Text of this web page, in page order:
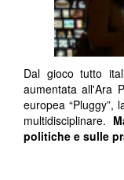
Dal gioco tutto
aumentata all'Ara
europea “Pluggy”,
multidisciplinare.
politiche e sulle